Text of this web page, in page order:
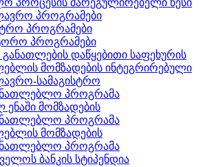
პროცესის მარეგულირებელი წესი
პროგრამები
პროგრამები
პროგრამები
დაწყებითი საფეხურის
მომზადების ინტეგრირებული
სამაგისტრო
პროგრამა
მომზადების
პროგრამა
მომზადების
პროგრამა
ბანკის სტიპენდია